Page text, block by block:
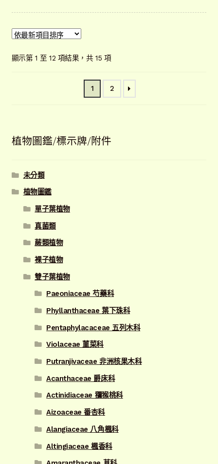
顯示第 1 至 12 項結果，共 15 項依
新
項
1 2
植物圖鑑/標示牌/附件
未分類
植物圖鑑
單子葉植物
真菌類
蕨類植物
裸子植物
雙子葉植物
Paeoniaceae 芍藥科
Phyllanthaceae 葉下珠科
Pentaphylacaceae 五列木科
Violaceae 菫菜科
Putranjivaceae 非洲核果木科
Acanthaceae 爵床科
Actinidiaceae 獼猴桃科
Aizoaceae 番杏科
Alangiaceae 八角楓科
Altingiaceae 楓香科